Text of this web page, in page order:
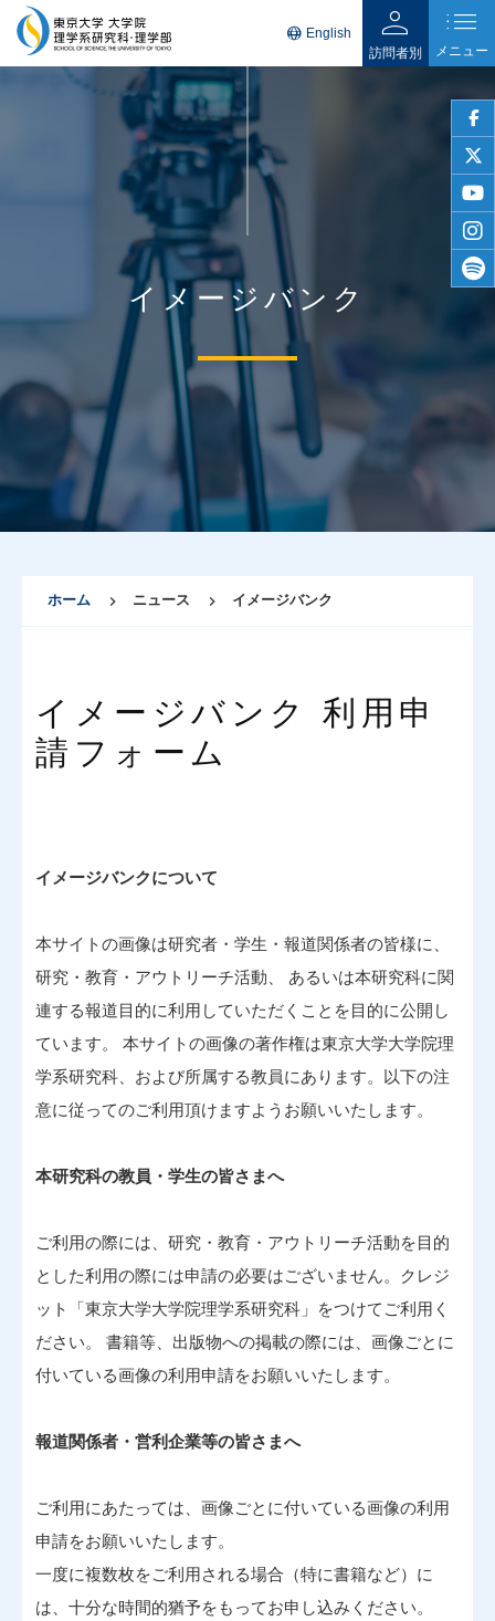
twitter
language English person
訪問者別
list
メニュー
イメージバンク
ホーム ニュース イメージバンク
イメージバンク 利用申
請フォーム
イメージバンクについて
本サイトの画像は研究者・学生・報道関係者の皆様に、
研究・教育・アウトリーチ活動、 あるいは本研究科に関
連する報道目的に利用していただくことを目的に公開し
ています。 本サイトの画像の著作権は東京大学大学院理
学系研究科、および所属する教員にあります。以下の注
意に従ってのご利用頂けますようお願いいたします。
本研究科の教員・学生の皆さまへ
ご利用の際には、研究・教育・アウトリーチ活動を目的
とした利用の際には申請の必要はございません。クレジ
ット「東京大学大学院理学系研究科」をつけてご利用く
ださい。 書籍等、出版物への掲載の際には、画像ごとに
付いている画像の利用申請をお願いいたします。
報道関係者・営利企業等の皆さまへ
ご利用にあたっては、画像ごとに付いている画像の利用
申請をお願いいたします。
一度に複数枚をご利用される場合（特に書籍など）に
は、十分な時間的猶予をもってお申し込みください。